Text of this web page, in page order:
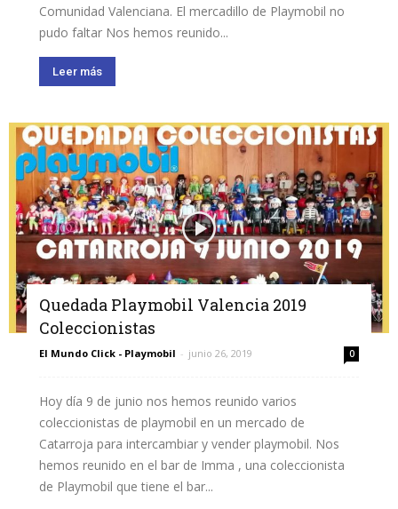
Comunidad Valenciana. El mercadillo de Playmobil no
pudo faltar Nos hemos reunido...
Leer más
Quedada Playmobil Valencia 2019
Coleccionistas
El Mundo Click - Playmobil - junio 26, 2019 0
Hoy día 9 de junio nos hemos reunido varios
coleccionistas de playmobil en un mercado de
Catarroja para intercambiar y vender playmobil. Nos
hemos reunido en el bar de Imma , una coleccionista
de Playmobil que tiene el bar...